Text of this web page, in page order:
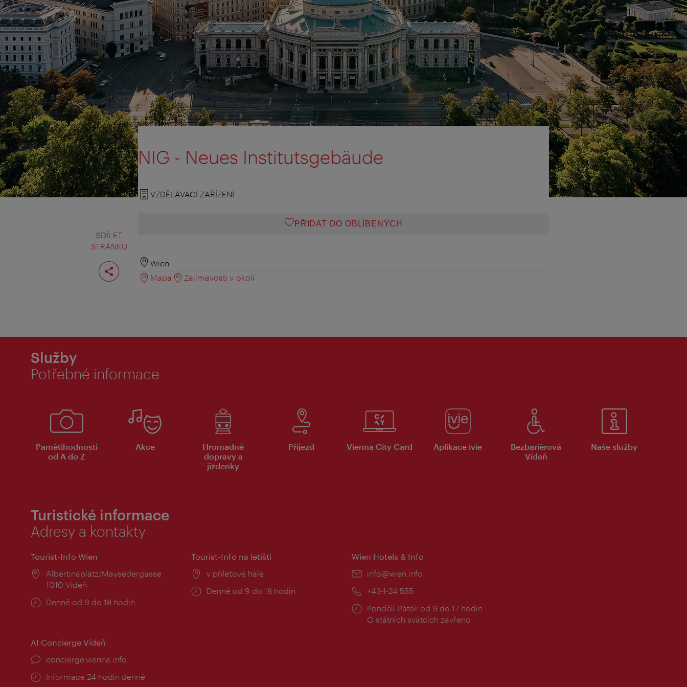
SDÍLET
STRÁNKU
Rozdělit
stranu
NIG - Neues Institutsgebäude
VZDĚLÁVACÍ ZAŘÍZENÍ
PŘIDAT DO OBLÍBENÝCH
Wien
Mapa
Zajímavosti v okolí
Služby
Potřebné informace
Pamětihodnosti
od A do Z
Akce
Hromadné
dopravy a
jízdenky
Příjezd Vienna City Card Aplikace ivie
Bezbariérová
Vídeň
Naše služby
Turistické informace
Adresy a kontakty
Tourist-Info Wien
Místo:
Albertinaplatz/Maysedergasse
1010 Vídeň
Provozní
Denně od 9 do 18 hodin
Tourist-Info na letišti
Místo:
v příletové hale
Provozní
Denně od 9 do 18 hodin
Wien Hotels & Info
E-
info@wien.info
Telefon:
+43-1-24 555
Provozní
doba:
Pondělí-Pátek od 9 do 17 hodin
O státních svátcích zavřeno
AI Concierge Vídeň
concierge.vienna.info
Informace 24 hodin denně